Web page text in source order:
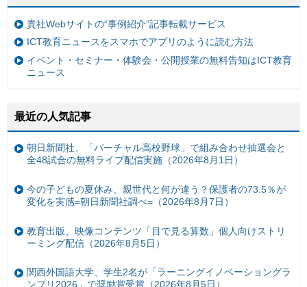
貴社Webサイトの“事例紹介”記事転載サービス
ICT教育ニュースをスマホでアプリのように読む方法
イベント・セミナー・体験会・公開授業の無料告知はICT教育
ニュース
最近の人気記事
朝日新聞社、「バーチャル高校野球」で組み合わせ抽選会と
全48試合の無料ライブ配信実施（2026年8月1日）
今の子どもの夏休み、親世代と何が違う？保護者の73.5％が
変化を実感=朝日新聞社調べ=（2026年8月7日）
教育出版、映像コンテンツ「目で見る算数」個人向けストリ
ーミング配信（2026年8月5日）
関西外国語大学、学生2名が「ラーニングイノベーショングラ
ンプリ2026」で奨励賞受賞（2026年8月5日）